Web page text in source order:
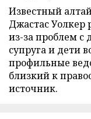
Известный
Джастас Уолкер
из-за проблем с
супруга и дети
профильные
близкий к
источник.